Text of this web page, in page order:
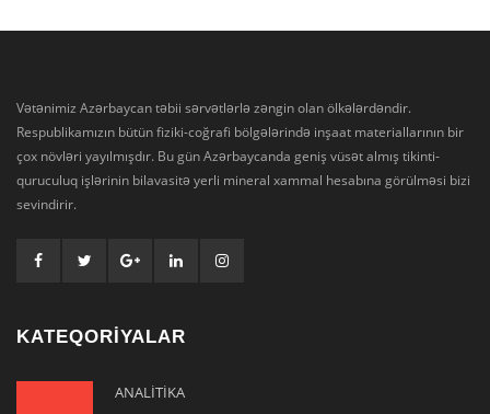
Vətənimiz Azərbaycan təbii sərvətlərlə zəngin olan ölkələrdəndir.
Respublikamızın bütün fiziki-coğrafi bölgələrində inşaat materiallarının bir
çox növləri yayılmışdır. Bu gün Azərbaycanda geniş vüsət almış tikinti-
quruculuq işlərinin bilavasitə yerli mineral xammal hesabına görülməsi bizi
sevindirir.
KATEQORİYALAR
ANALİTİKA